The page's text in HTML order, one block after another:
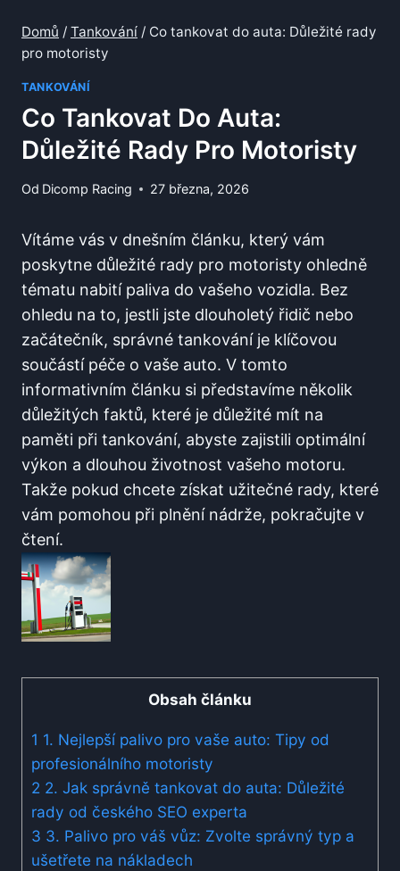
Domů / Tankování / Co tankovat do auta: Důležité rady
pro motoristy
TANKOVÁNÍ
Co Tankovat Do Auta:
Důležité Rady Pro Motoristy
Od Dicomp Racing 27 března, 2026
Vítáme vás ​v dnešním článku, ‌který⁤ vám
poskytne důležité rady pro motoristy ohledně
tématu nabití paliva do vašeho vozidla. Bez
ohledu na to, jestli jste dlouholetý řidič nebo
začátečník, správné tankování je klíčovou
součástí péče o vaše auto. V tomto
informativním článku si představíme několik
důležitých faktů, které je důležité ​mít na
paměti při tankování, abyste zajistili optimální
výkon a ​dlouhou životnost vašeho motoru.⁢
Takže pokud‍ chcete získat užitečné rady, které
vám ​pomohou⁤ při plnění nádrže, pokračujte v
čtení.
Obsah článku
1 1. Nejlepší palivo pro ‌vaše auto: Tipy od
profesionálního motoristy
2 2.⁣ Jak správně tankovat do auta:‌ Důležité
rady od českého SEO experta
3 3. Palivo pro váš vůz: Zvolte správný typ a
ušetřete na nákladech